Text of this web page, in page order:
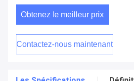
Obtenez le meilleur prix
Contactez-nous maintenant